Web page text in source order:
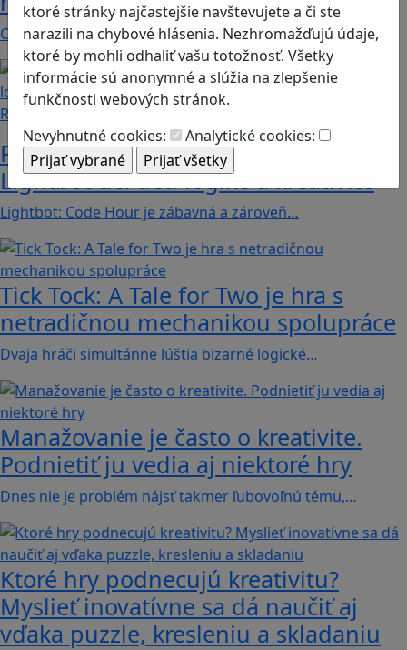
ktoré stránky najčastejšie navštevujete a či ste
narazili na chybové hlásenia. Nezhromažďujú údaje,
ktoré by mohli odhaliť vašu totožnosť. Všetky
informácie sú anonymné a slúžia na zlepšenie
funkčnosti webových stránok.
Nevyhnutné cookies:
Analytické cookies:
Chceli by ste vaše deti oboznámiť s programovaním…
Recenzie
Prvé kroky do sveta programovania:
Lightbot učí deti logike a kreativite
Lightbot: Code Hour je zábavná a zároveň…
Tick Tock: A Tale for Tw‪o je hra s
netradičnou mechanikou spolupráce
Dvaja hráči simultánne lúštia bizarné logické…
Manažovanie je často o kreativite.
Podnietiť ju vedia aj niektoré hry
Dnes nie je problém nájsť takmer ľubovoľnú tému,…
Ktoré hry podnecujú kreativitu?
Myslieť inovatívne sa dá naučiť aj
vďaka puzzle, kresleniu a skladaniu